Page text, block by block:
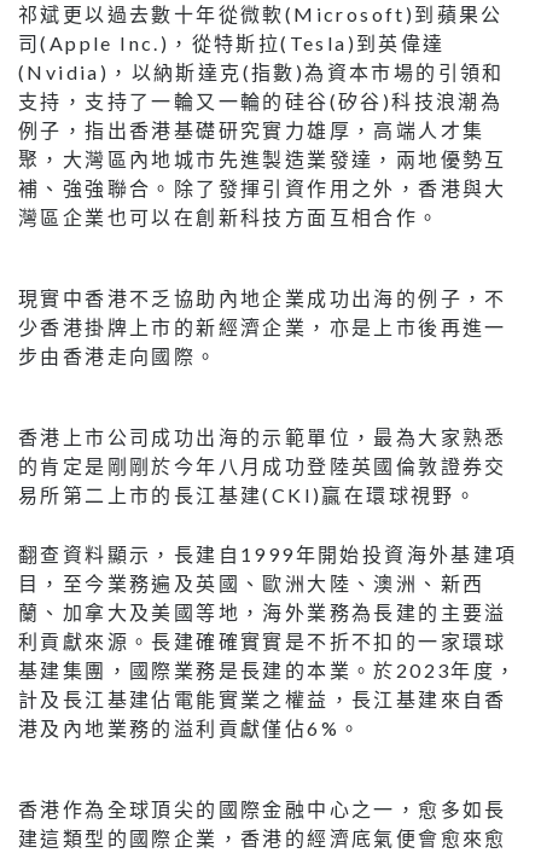
祁斌更以過去數十年從微軟(Microsoft)到蘋果公
司(Apple Inc.)，從特斯拉(Tesla)到英偉達
(Nvidia)，以納斯達克(指數)為資本市場的引領和
支持，支持了一輪又一輪的硅谷(矽谷)科技浪潮為
例子，指出香港基礎研究實力雄厚，高端人才集
聚，大灣區內地城市先進製造業發達，兩地優勢互
補、強強聯合。除了發揮引資作用之外，香港與大
灣區企業也可以在創新科技方面互相合作。
現實中香港不乏協助內地企業成功出海的例子，不
少香港掛牌上市的新經濟企業，亦是上市後再進一
步由香港走向國際。
香港上市公司成功出海的示範單位，最為大家熟悉
的肯定是剛剛於今年八月成功登陸英國倫敦證券交
易所第二上市的長江基建(CKI)贏在環球視野。
翻查資料顯示，長建自1999年開始投資海外基建項
目，至今業務遍及英國、歐洲大陸、澳洲、新西
蘭、加拿大及美國等地，海外業務為長建的主要溢
利貢獻來源。長建確確實實是不折不扣的一家環球
基建集團，國際業務是長建的本業。於2023年度，
計及長江基建佔電能實業之權益，長江基建來自香
港及內地業務的溢利貢獻僅佔6%。
香港作為全球頂尖的國際金融中心之一，愈多如長
建這類型的國際企業，香港的經濟底氣便會愈來愈